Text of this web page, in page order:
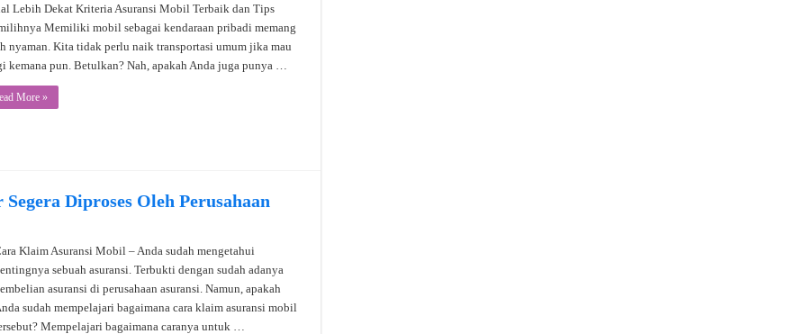
Lebih Dekat Kriteria Asuransi Mobil Terbaik dan Tips
Memiliki mobil sebagai kendaraan pribadi memang
nyaman. Kita tidak perlu naik transportasi umum jika mau
kemana pun. Betulkan? Nah, apakah Anda juga punya …
More »
Diproses Oleh Perusahaan
Klaim Asuransi Mobil – Anda sudah mengetahui
sebuah asuransi. Terbukti dengan sudah adanya
asuransi di perusahaan asuransi. Namun, apakah
sudah mempelajari bagaimana cara klaim asuransi mobil
Mempelajari bagaimana caranya untuk …